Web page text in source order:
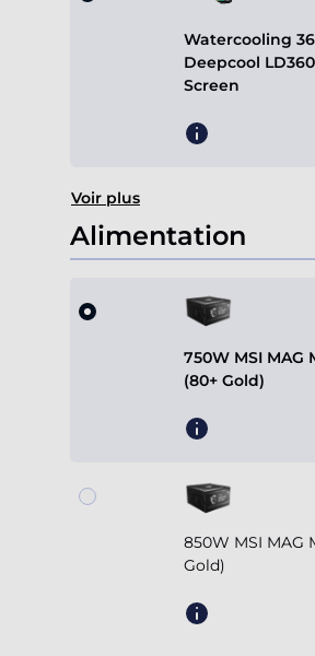
Watercooling
Deepcool
Screen
Voir plus
Alimentation
750W MSI MAG
(80+ Gold)
850W MSI MAG
Gold)